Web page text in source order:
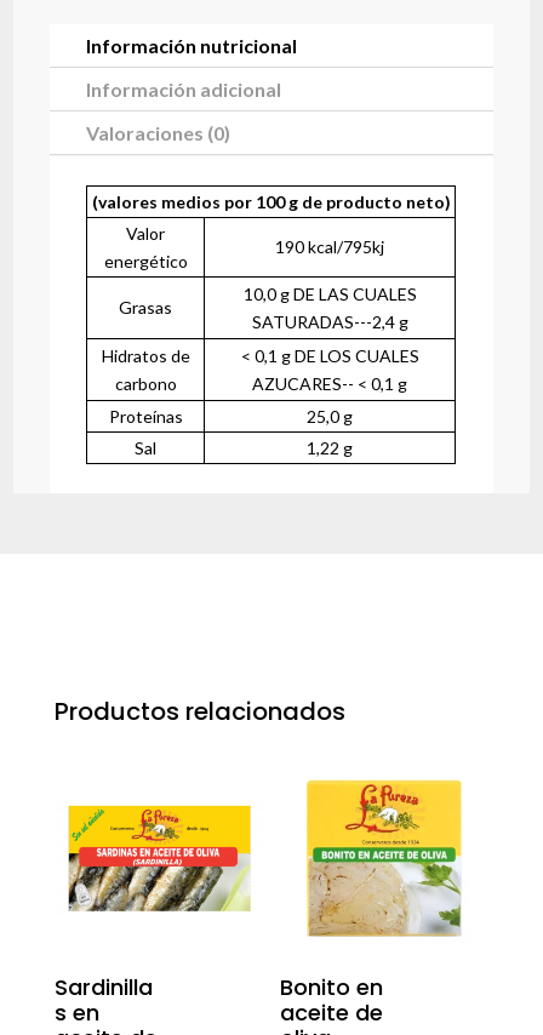
Información nutricional
Información adicional
Valoraciones (0)
(valores medios por 100 g de producto neto)
Valor
energético
190 kcal/795kj
Grasas
10,0 g DE LAS CUALES
SATURADAS---2,4 g
Hidratos de
carbono
< 0,1 g DE LOS CUALES
AZUCARES-- < 0,1 g
Proteínas
25,0 g
Sal
1,22 g
Productos relacionados
Sardinilla
s en
Bonito en
aceite de